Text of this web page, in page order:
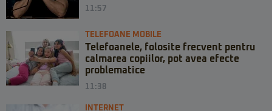
11:57
TELEFOANE MOBILE
Telefoanele, folosite frecvent pentru
calmarea copiilor, pot avea efecte
problematice
11:38
INTERNET